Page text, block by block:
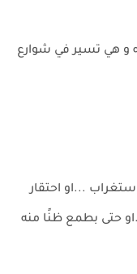
و هي تسير في شوارع
...او احتقار
حتى بطمع ظنًا منه